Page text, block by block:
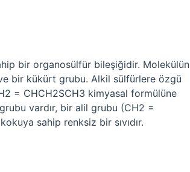
bir organosülfür bileşiğidir. Molekülün
bir kükürt grubu. Alkil sülfürlere özgü
= CHCH2SCH3 kimyasal formülüne
vardır, bir alil grubu (CH2 =
sahip renksiz bir sıvıdır.